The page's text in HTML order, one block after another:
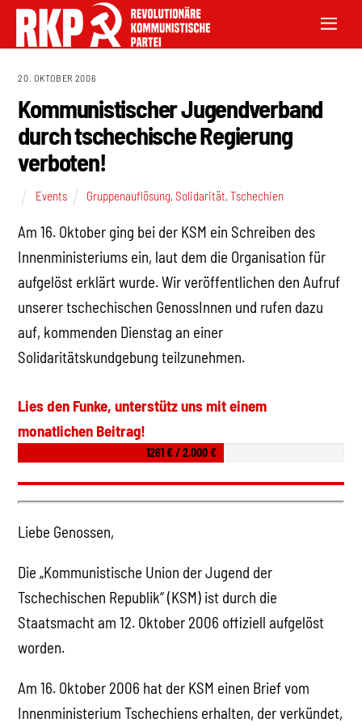
20. OKTOBER 2006
Kommunistischer Jugendverband
durch tschechische Regierung
verboten!
Events Gruppenauflösung,Solidarität,Tschechien
Am 16. Oktober ging bei der KSM ein Schreiben des
Innenministeriums ein, laut dem die Organisation für
aufgelöst erklärt wurde. Wir veröffentlichen den Aufruf
unserer tschechischen GenossInnen und rufen dazu
auf, kommenden Dienstag an einer
Solidaritätskundgebung teilzunehmen.
Lies den Funke, unterstütz uns mit einem
monatlichen Beitrag!
1261 € / 2.000 €
Liebe Genossen,
Die „Kommunistische Union der Jugend der
Tschechischen Republik“ (KSM) ist durch die
Staatsmacht am 12. Oktober 2006 offiziell aufgelöst
worden.
Am 16. Oktober 2006 hat der KSM einen Brief vom
Innenministerium Tschechiens erhalten, der verkündet,